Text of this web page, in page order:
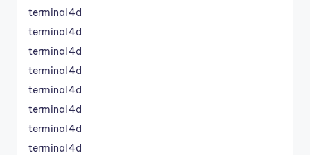
terminal4d
terminal4d
terminal4d
terminal4d
terminal4d
terminal4d
terminal4d
terminal4d